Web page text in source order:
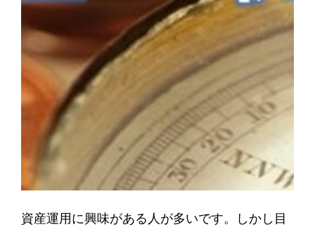
資産運用に興味がある人が多いです。しかし目